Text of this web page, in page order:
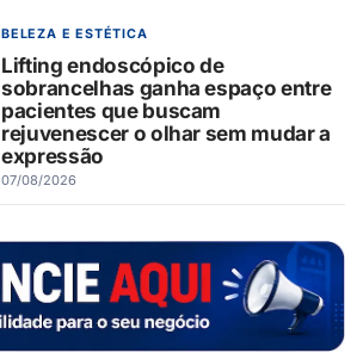
BELEZA E ESTÉTICA
Lifting endoscópico de
sobrancelhas ganha espaço entre
pacientes que buscam
rejuvenescer o olhar sem mudar a
expressão
07/08/2026